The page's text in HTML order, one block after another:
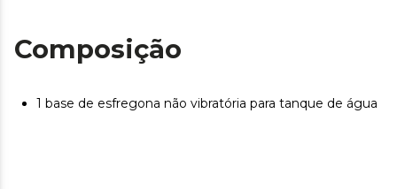
Composição
1 base de esfregona não vibratória para tanque de água